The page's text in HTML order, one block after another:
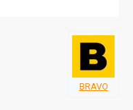
BRAVO